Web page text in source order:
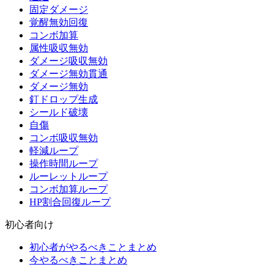
固定ダメージ
覚醒無効回復
コンボ加算
属性吸収無効
ダメージ吸収無効
ダメージ無効貫通
ダメージ無効
釘ドロップ生成
シールド破壊
自傷
コンボ吸収無効
軽減ループ
操作時間ループ
ルーレットループ
コンボ加算ループ
HP割合回復ループ
初心者向け
初心者がやるべきことまとめ
今やるべきことまとめ